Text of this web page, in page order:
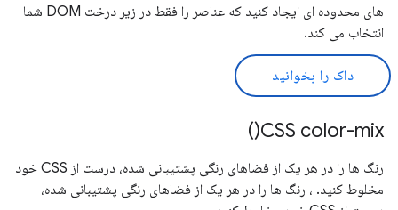
های محدوده ای ایجاد کنید که عناصر را فقط در زیر درخت DOM شما
انتخاب می کند.
داک را بخوانید
CSS color-mix()
رنگ ها را در هر یک از فضاهای رنگی پشتیبانی شده، درست از CSS خود
مخلوط کنید. ، رنگ ها را در هر یک از فضاهای رنگی پشتیبانی شده،